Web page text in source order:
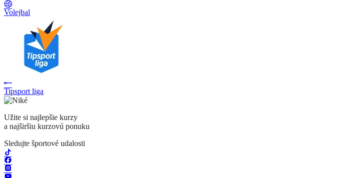
Volejbal
Tipsport liga
Užite si najlepšie kurzy
a najširšiu kurzovú ponuku
Sledujte športové udalosti